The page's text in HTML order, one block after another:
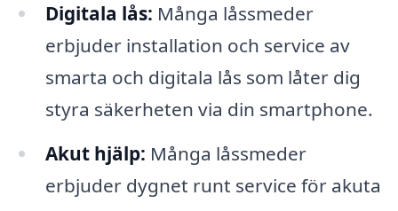
Digitala lås: Många låssmeder
erbjuder installation och service av
smarta och digitala lås som låter dig
styra säkerheten via din smartphone.
Akut hjälp: Många låssmeder
erbjuder dygnet runt service för akuta